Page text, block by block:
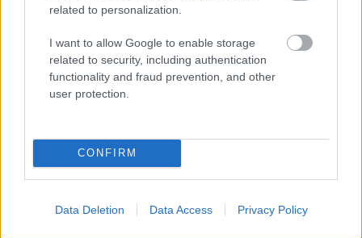
related to personalization.
I want to allow Google to enable storage
related to security, including authentication
functionality and fraud prevention, and other
user protection.
CONFIRM
Data Deletion Data Access Privacy Policy
MUCSI ZOLTÁN VISSZATÉR – EGY ÉLETEM
STAND UP EST
A bejegyzés trackback címe:
https://kulturpart.hu/api/trackback/id/7864710
Kommentek:
minősülnek, értük a
szolgáltatás technikai
üzemeltetője semmilyen felelősséget